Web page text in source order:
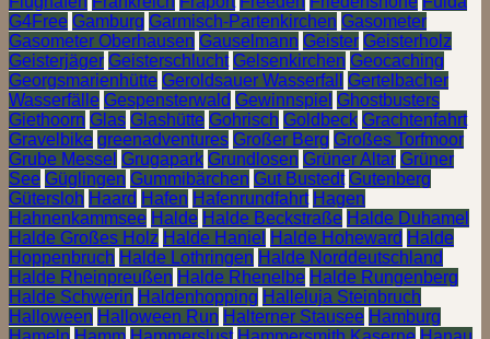
G4Free Gamburg Garmisch-Partenkirchen Gasometer
Gasometer Oberhausen Gauselmann Geister Geisterholz
Geisterjäger Geisterschlucht Gelsenkirchen Geocaching
Georgsmarienhütte Geroldsauer Wasserfall
Gertelbacher
Wasserfälle Gespensterwald Gewinnspiel Ghostbusters
Giethoorn Glas Glashütte Gohrisch Goldbeck Grachtenfahrt
Gravelbike greenadventures Großer Berg Großes Torfmoor
Grube Messel Grugapark Grundlosen Grüner Altar Grüner
See Güglingen Gummibärchen Gut Bustedt Gutenberg
Gütersloh Haard Hafen Hafenrundfahrt Hagen
Hahnenkammsee Halde Halde Beckstraße Halde Duhamel
Halde Großes Holz Halde Haniel Halde Hoheward Halde
Hoppenbruch Halde Lothringen Halde Norddeutschland
Halde Rheinpreußen Halde Rhenelbe Halde Rungenberg
Halde Schwerin Haldenhopping Halleluja Steinbruch
Halloween Halloween Run Halterner Stausee Hamburg